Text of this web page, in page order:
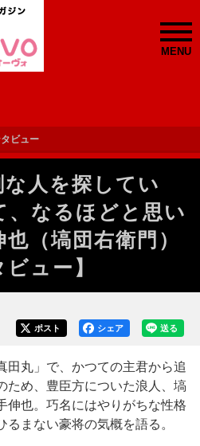
MENU
ビュー
な人を探してい
、なるほどと思い
（塙団右衛門）
ュー】
送る
シェア
ポスト
丸」で、かつての主君から追
ため、豊臣方についた浪人、塙
伸也。巧名にはやりがちな性格
まない豪将の気概を語る。